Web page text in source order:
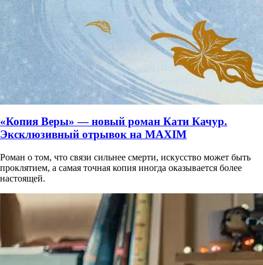
«Копия Веры» — новый роман Кати Качур.
Эксклюзивный отрывок на MAXIM
Роман о том, что связи сильнее смерти, искусство может быть
проклятием, а самая точная копия иногда оказывается более
настоящей.